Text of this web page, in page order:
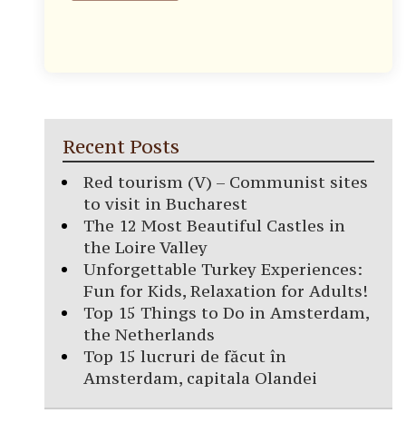
Recent Posts
Red tourism (V) – Communist sites
to visit in Bucharest
The 12 Most Beautiful Castles in
the Loire Valley
Unforgettable Turkey Experiences:
Fun for Kids, Relaxation for Adults!
Top 15 Things to Do in Amsterdam,
the Netherlands
Top 15 lucruri de făcut în
Amsterdam, capitala Olandei